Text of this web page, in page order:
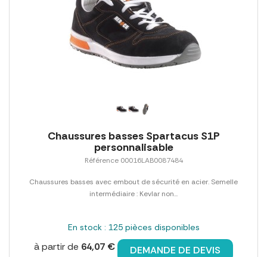
Chaussures basses Spartacus S1P
personnalisable
Référence 00016LAB0087484
Chaussures basses avec embout de sécurité en acier. Semelle
intermédiaire : Kevlar non...
En stock : 125 pièces disponibles
à partir de 64,07 € DEMANDE DE DEVIS